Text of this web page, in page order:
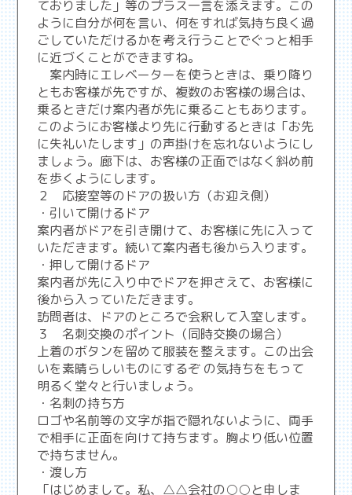
ておりました」等のプラス一言を添えます。この
ように自分が何を言い、何をすれば気持ち良く過
ごしていただけるかを考え行うことでぐっと相手
に近づくことができますね。
案内時にエレベーターを使うときは、乗り降り
ともお客様が先ですが、複数のお客様の場合は、
乗るときだけ案内者が先に乗ることもあります。
このようにお客様より先に行動するときは「お先
に失礼いたします」の声掛けを忘れないようにし
ましょう。廊下は、お客様の正面ではなく斜め前
を歩くようにします。
２ 応接室等のドアの扱い方（お迎え側）
・引いて開けるドア
案内者がドアを引き開けて、お客様に先に入って
いただきます。続いて案内者も後から入ります。
・押して開けるドア
案内者が先に入り中でドアを押さえて、お客様に
後から入っていただきます。
訪問者は、ドアのところで会釈して入室します。
３ 名刺交換のポイント（同時交換の場合）
上着のボタンを留めて服装を整えます。この出会
いを素晴らしいものにするぞ の気持ちをもって
明るく堂々と行いましょう。
・名刺の持ち方
ロゴや名前等の文字が指で隠れないように、両手
で相手に正面を向けて持ちます。胸より低い位置
で持ちません。
・渡し方
「はじめまして。私、△△会社の○○と申しま